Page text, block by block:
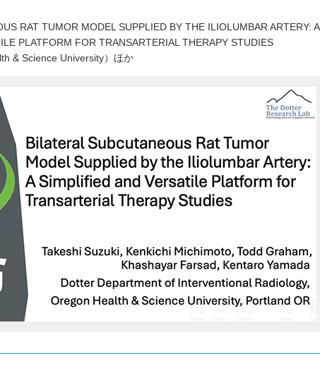
RAT TUMOR MODEL SUPPLIED BY THE ILIOLUMBAR ARTERY: A
PLATFORM FOR TRANSARTERIAL THERAPY STUDIES
& Science University）ほか